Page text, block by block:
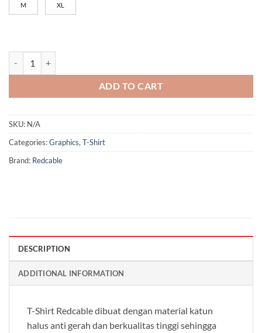
M XL
ADD TO CART
SKU: N/A
Categories:Graphics, T-Shirt
Brand: Redcable
DESCRIPTION
ADDITIONAL INFORMATION
T-Shirt Redcable dibuat dengan material katun
halus anti gerah dan berkualitas tinggi sehingga